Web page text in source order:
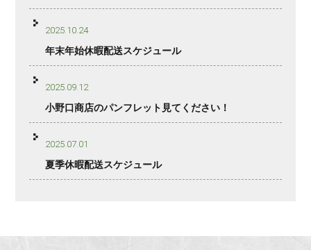
2025.10.24
年末年始休暇配送スケジュール
2025.09.12
小野口商店のパンフレット見てください！
2025.07.01
夏季休暇配送スケジュール